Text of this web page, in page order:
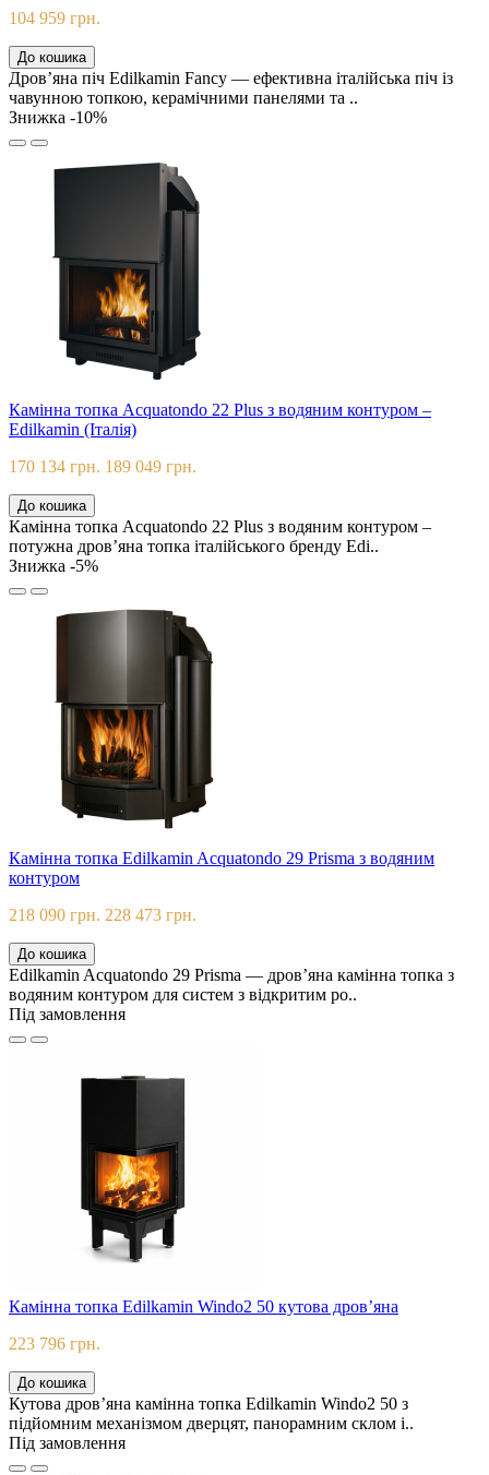
104 959 грн.
До кошика
Дров’яна піч Edilkamin Fancy — ефективна італійська піч із
чавунною топкою, керамічними панелями та ..
Знижка -10%
Камінна топка Acquatondo 22 Plus з водяним контуром –
Edilkamin (Італія)
170 134 грн. 189 049 грн.
До кошика
Камінна топка Acquatondo 22 Plus з водяним контуром –
потужна дров’яна топка італійського бренду Edi..
Знижка -5%
Камінна топка Edilkamin Acquatondo 29 Prisma з водяним
контуром
218 090 грн. 228 473 грн.
До кошика
Edilkamin Acquatondo 29 Prisma — дров’яна камінна топка з
водяним контуром для систем з відкритим ро..
Під замовлення
Камінна топка Edilkamin Windo2 50 кутова дров’яна
223 796 грн.
До кошика
Кутова дров’яна камінна топка Edilkamin Windo2 50 з
підйомним механізмом дверцят, панорамним склом і..
Під замовлення